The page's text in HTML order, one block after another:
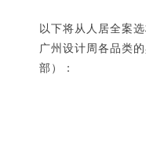
以下将从人居全案
广州设计周各品类
部）：